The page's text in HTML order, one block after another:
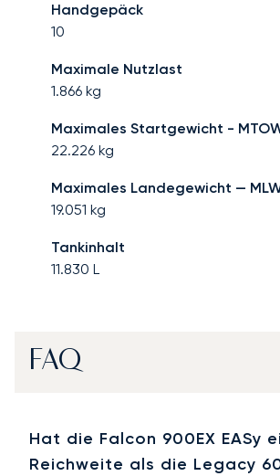
Handgepäck
10
Maximale Nutzlast
1.866 kg
Maximales Startgewicht -
22.226 kg
Maximales Landegewicht —
19.051 kg
Tankinhalt
11.830 L
FAQ
Hat die Falcon 900EX EASy
Reichweite als die Legacy